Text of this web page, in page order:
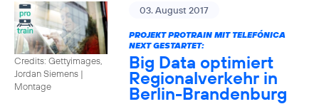
Credits: Gettyimages,
Jordan Siemens |
Montage
03. August 2017
PROJEKT PROTRAIN MIT TELEFÓNICA
NEXT GESTARTET:
Big Data optimiert
Regionalverkehr in
Berlin-Brandenburg